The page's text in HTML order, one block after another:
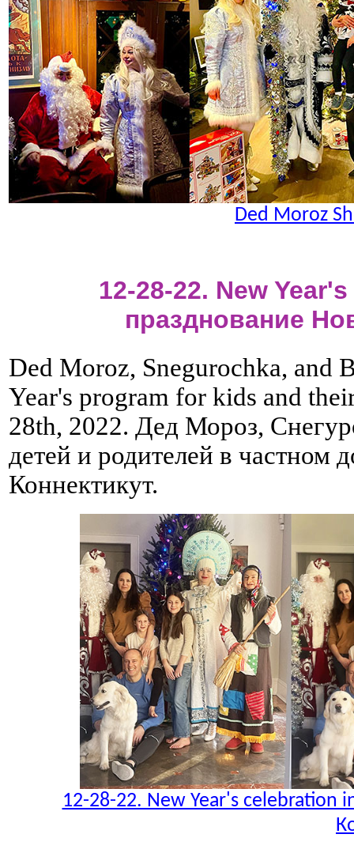
Ded Moroz
12-28-22. New
празднование
Ded Moroz, Snegurochka, and
Year's program for kids and
28th, 2022. Дед Мороз,
детей и родителей в частном
Коннектикут.
12-28-22. New Year's celebration